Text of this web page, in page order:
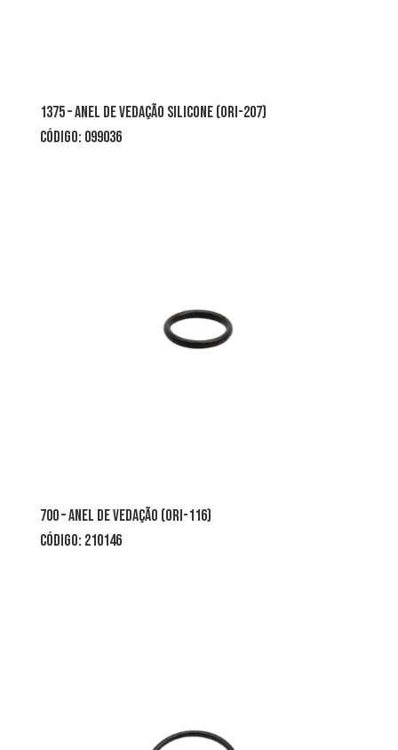
1375 – ANEL DE VEDAÇÃO silicone (ORI-207)
CÓDIGO: 099036
700 – ANEL DE VEDAÇÃO (ORI-116)
CÓDIGO: 210146